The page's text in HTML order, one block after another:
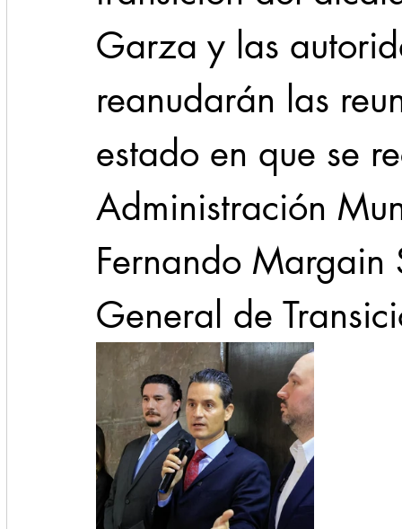
Garza y las
reanudarán las
estado en que se
Administración
Fernando
General de